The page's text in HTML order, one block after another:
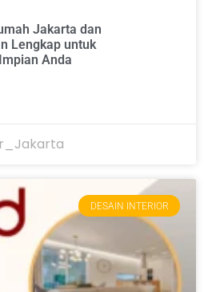
Jakarta dan
Lengkap untuk
Anda
DESAIN INTERIOR